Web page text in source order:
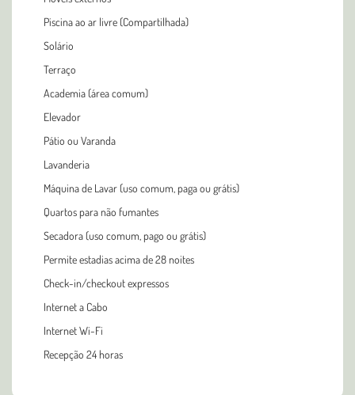
Piscina ao ar livre (Compartilhada)
Solário
Terraço
Academia (área comum)
Elevador
Pátio ou Varanda
Lavanderia
Máquina de Lavar (uso comum, paga ou grátis)
Quartos para não fumantes
Secadora (uso comum, pago ou grátis)
Permite estadias acima de 28 noites
Check-in/checkout expressos
Internet a Cabo
Internet Wi-Fi
Recepção 24 horas